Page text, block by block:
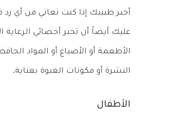
أخبر طبيبك إذا كنت تعاني من أي
عليك أيضاً أن تخبر أخصائي
الأطعمة أو الأصباغ أو المواد
النشرة أو مكونات العبوة بعناية.
الأطفال